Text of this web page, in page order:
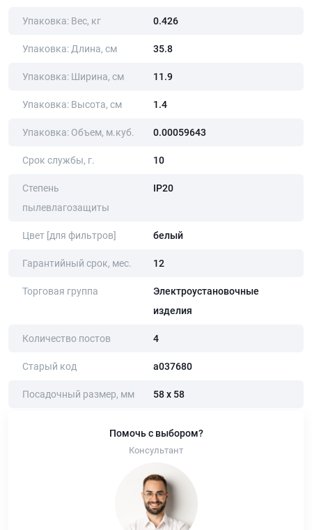
Упаковка: Вес, кг 0.426
Упаковка: Длина, cм 35.8
Упаковка: Ширина, cм 11.9
Упаковка: Высота, cм 1.4
Упаковка: Объем, м.куб. 0.00059643
Срок службы, г. 10
Степень
пылевлагозащиты
IP20
Цвет [для фильтров] белый
Гарантийный срок, мес. 12
Торговая группа
Электроустановочные
изделия
Количество постов 4
Старый код a037680
Посадочный размер, мм 58 х 58
Помочь с выбором?
Консультант